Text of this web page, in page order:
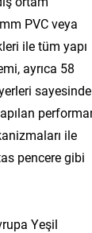
PVC veya
ile tüm yapı
ayrıca 58
sayesinde
ile
pencere gibi
Yeşil